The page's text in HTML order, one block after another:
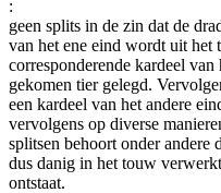
:
geen splits in de zin dat de
van het ene eind wordt uit het
corresponderende kardeel
gekomen tier gelegd.
een kardeel van het andere
vervolgens op diverse
splitsen behoort onder andere
dus danig in het touw
ontstaat.